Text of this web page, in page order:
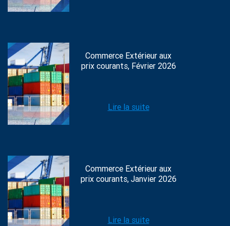
Commerce Extérieur aux
prix courants, Février 2026
Lire la suite
Commerce Extérieur aux
prix courants, Janvier 2026
Lire la suite